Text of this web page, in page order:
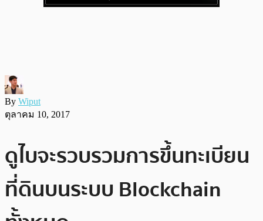
By Wiput
ตุลาคม 10, 2017
ดูไบจะรวบรวมการขึ้นทะเบียน
ที่ดินบนระบบ Blockchain